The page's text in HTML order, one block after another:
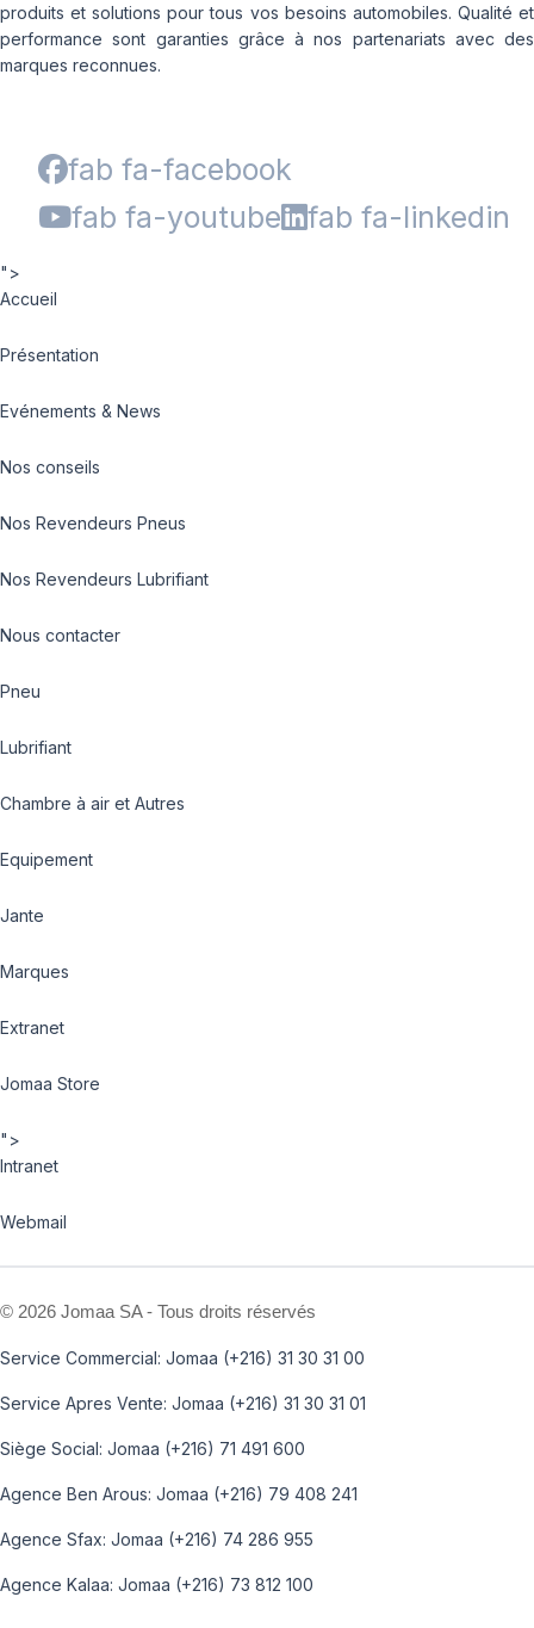
produits et solutions pour tous vos besoins automobiles. Qualité et
performance sont garanties grâce à nos partenariats avec des
marques reconnues.
fab fa-facebook
fab fa-youtube
fab fa-linkedin
">
Accueil
Présentation
Evénements & News
Nos conseils
Nos Revendeurs Pneus
Nos Revendeurs Lubrifiant
Nous contacter
Pneu
Lubrifiant
Chambre à air et Autres
Equipement
Jante
Marques
Extranet
Jomaa Store
">
Intranet
Webmail
© 2026 Jomaa SA - Tous droits réservés
Service Commercial: Jomaa (+216) 31 30 31 00
Service Apres Vente: Jomaa (+216) 31 30 31 01
Siège Social: Jomaa (+216) 71 491 600
Agence Ben Arous: Jomaa (+216) 79 408 241
Agence Sfax: Jomaa (+216) 74 286 955
Agence Kalaa: Jomaa (+216) 73 812 100